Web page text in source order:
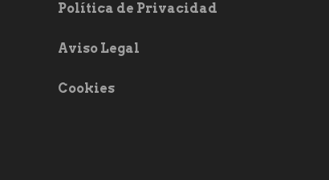
Política de Privacidad
Aviso Legal
Cookies